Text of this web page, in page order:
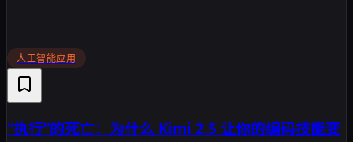
人工智能应用
“执行”的死亡：为什么 Kimi 2.5 让你的编码技能变